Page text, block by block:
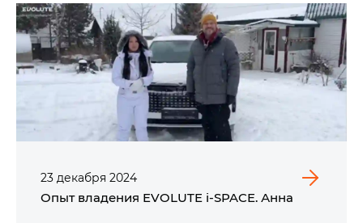
23 декабря 2024
Опыт владения EVOLUTE i‑SPACE. Анна